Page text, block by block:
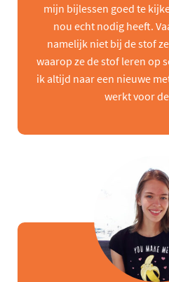
mijn bijlessen goed te
nou echt nodig heeft.
namelijk niet bij de stof
waarop ze de stof leren op
ik altijd naar een nieuwe
werkt voor